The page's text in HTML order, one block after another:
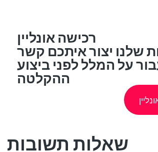
רכישה אונליין
שלנו יצור איתכם קשר
על המלל לפני ביצוע
ההקלטה
שאלות תשובות